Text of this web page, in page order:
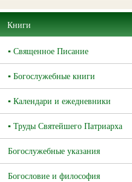
Книги
▪ Священное Писание
▪ Богослужебные книги
▪ Календари и ежедневники
▪ Труды Святейшего Патриарха
Богослужебные указания
Богословие и философия